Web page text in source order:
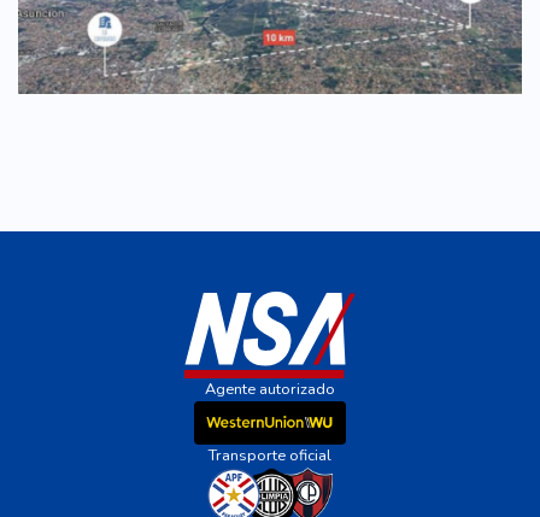
Agente autorizado
Transporte oficial